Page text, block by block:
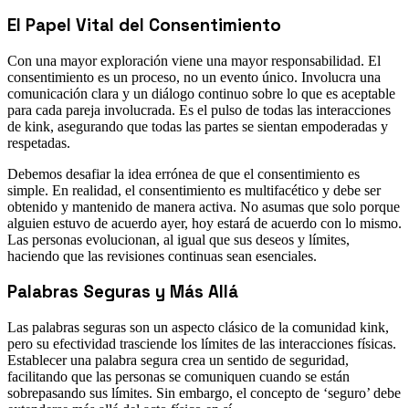
El Papel Vital del Consentimiento
Con una mayor exploración viene una mayor responsabilidad. El
consentimiento es un proceso, no un evento único. Involucra una
comunicación clara y un diálogo continuo sobre lo que es aceptable
para cada pareja involucrada. Es el pulso de todas las interacciones
de kink, asegurando que todas las partes se sientan empoderadas y
respetadas.
Debemos desafiar la idea errónea de que el consentimiento es
simple. En realidad, el consentimiento es multifacético y debe ser
obtenido y mantenido de manera activa. No asumas que solo porque
alguien estuvo de acuerdo ayer, hoy estará de acuerdo con lo mismo.
Las personas evolucionan, al igual que sus deseos y límites,
haciendo que las revisiones continuas sean esenciales.
Palabras Seguras y Más Allá
Las palabras seguras son un aspecto clásico de la comunidad kink,
pero su efectividad trasciende los límites de las interacciones físicas.
Establecer una palabra segura crea un sentido de seguridad,
facilitando que las personas se comuniquen cuando se están
sobrepasando sus límites. Sin embargo, el concepto de ‘seguro’ debe